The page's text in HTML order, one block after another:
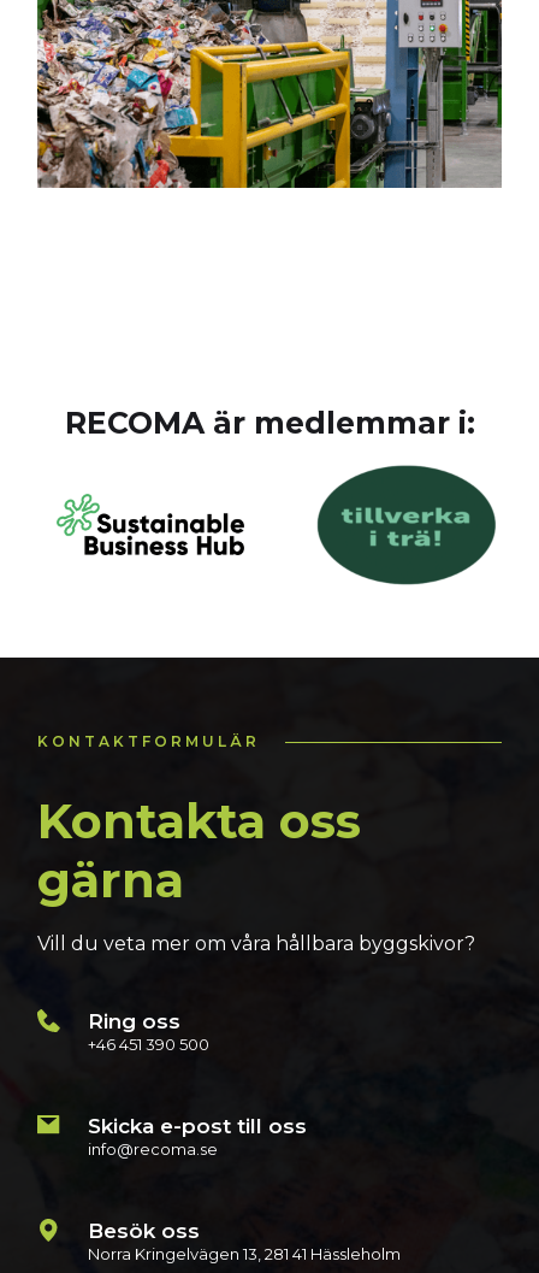
RECOMA är medlemmar i:
KONTAKTFORMULÄR
Kontakta oss
gärna
Vill du veta mer om våra hållbara byggskivor?
Ring oss
+46 451 390 500
Skicka e-post till oss
info@recoma.se
Besök oss
Norra Kringelvägen 13, 281 41 Hässleholm